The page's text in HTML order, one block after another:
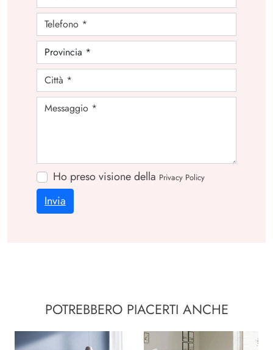
Ho preso visione della Privacy Policy
Invia
POTREBBERO PIACERTI ANCHE